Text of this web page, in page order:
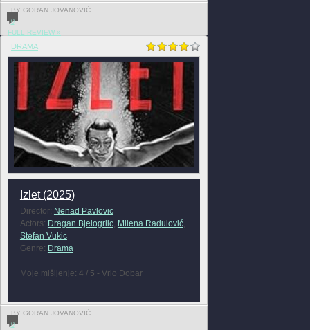
BY GORAN JOVANOVIĆ
0
FULL REVIEW »
DRAMA
Izlet (2025)
Director: Nenad Pavlovic
Actors: Dragan Bjelogrlic, Milena Radulović,
Stefan Vukic
Genre: Drama
Moje mišljenje: 4 / 5 - Vrlo Dobar
BY GORAN JOVANOVIĆ
0